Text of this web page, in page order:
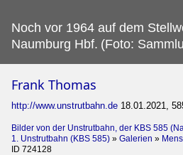
Noch vor 1964 auf dem
Naumburg Hbf. (Foto:
Frank Thomas
http://www.unstrutbahn.de 18.01.2021,
Bilder von der Unstrutbahn, der KBS 585
1. Unstrutbahn (KBS 585) » Galerien »
ID 724128